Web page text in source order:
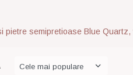
semipretioase Blue